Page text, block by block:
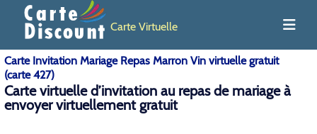
Carte Virtuelle
Carte Invitation Mariage Repas Marron Vin virtuelle gratuit
(carte 427)
Carte virtuelle d’invitation au repas de mariage à
envoyer virtuellement gratuit